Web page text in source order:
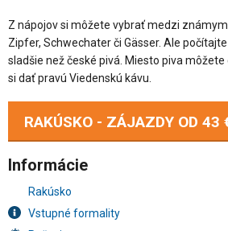
Z nápojov si môžete vybrať medzi
Zipfer, Schwechater či Gässer. Ale
sladšie než české pivá. Miesto piva
si dať pravú Viedenskú kávu.
RAKÚSKO - ZÁJAZDY OD 43
Informácie
Rakúsko
Vstupné formality